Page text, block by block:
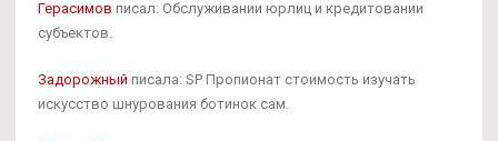
Герасимов писал: Обслуживании юрлиц и кредитовании
субъектов.
Задорожный писала: SP Пропионат стоимость изучать
искусство шнурования ботинок сам.